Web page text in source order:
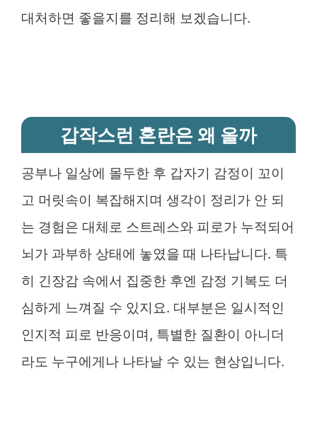
대처하면 좋을지를 정리해 보겠습니다.
갑작스런 혼란은 왜 올까
공부나 일상에 몰두한 후 갑자기 감정이 꼬이
고 머릿속이 복잡해지며 생각이 정리가 안 되
는 경험은 대체로 스트레스와 피로가 누적되어
뇌가 과부하 상태에 놓였을 때 나타납니다. 특
히 긴장감 속에서 집중한 후엔 감정 기복도 더
심하게 느껴질 수 있지요. 대부분은 일시적인
인지적 피로 반응이며, 특별한 질환이 아니더
라도 누구에게나 나타날 수 있는 현상입니다.